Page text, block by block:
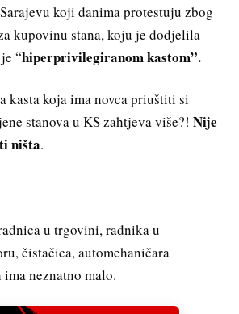
koji danima protestuju zbog
kupovinu stana, koju je dodjelila
“hiperprivilegiranom kastom”.
kasta koja ima novca priuštiti si
stanova u KS zahtjeva više?! Nije
ništa.
u trgovini, radnika u
čistačica, automehaničara
neznatno malo.